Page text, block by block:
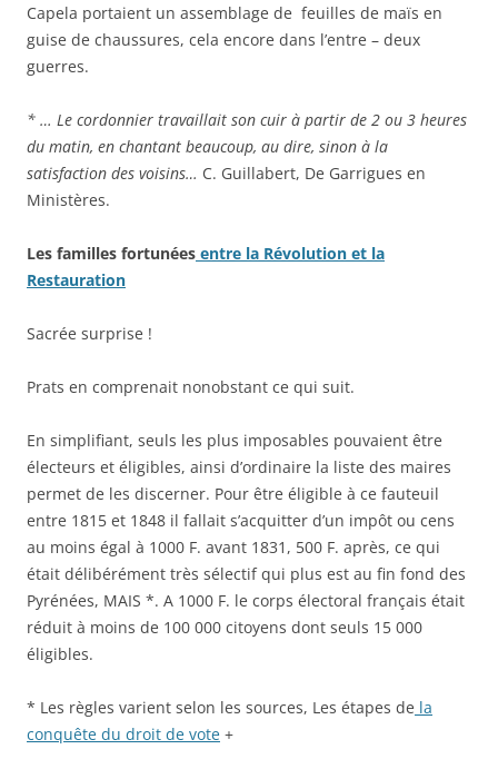
Capela portaient un assemblage de feuilles de maïs en
guise de chaussures, cela encore dans l’entre – deux
guerres.
* … Le cordonnier travaillait son cuir à partir de 2 ou 3 heures
du matin, en chantant beaucoup, au dire, sinon à la
satisfaction des voisins… C. Guillabert, De Garrigues en
Ministères.
Les familles fortunées entre la Révolution et la
Restauration
Sacrée surprise !
Prats en comprenait nonobstant ce qui suit.
En simplifiant, seuls les plus imposables pouvaient être
électeurs et éligibles, ainsi d’ordinaire la liste des maires
permet de les discerner. Pour être éligible à ce fauteuil
entre 1815 et 1848 il fallait s’acquitter d’un impôt ou cens
au moins égal à 1000 F. avant 1831, 500 F. après, ce qui
était délibérément très sélectif qui plus est au fin fond des
Pyrénées, MAIS *. A 1000 F. le corps électoral français était
réduit à moins de 100 000 citoyens dont seuls 15 000
éligibles.
* Les règles varient selon les sources, Les étapes de la
conquête du droit de vote +